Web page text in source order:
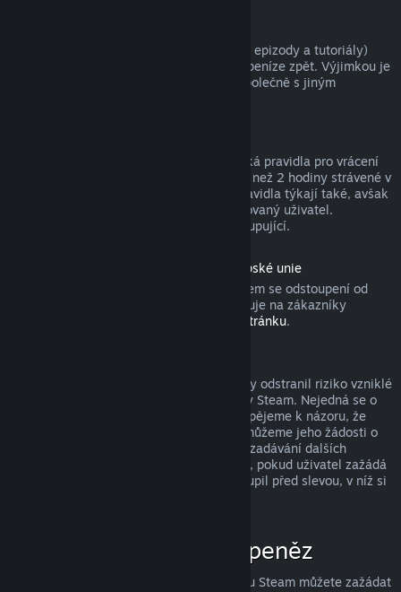
Za videa (tedy filmy, krátké filmy, seriály, epizody a tutoriály)
zakoupená ve službě Steam nelze získat peníze zpět. Výjimkou je
případ, kdy bylo video součástí balíčku společně s jiným
Na neaktivované dárky se vztahují klasická pravidla pro vrácení
peněz (tedy 14 dnů od zakoupení a méně než 2 hodiny strávené v
produktu). Aktivovaných dárků se tato pravidla týkají také, avšak
žádost o vrácení peněz musí zadat obdarovaný uživatel.
Prostředky použité k nákupu získá zpět kupující.
Odstoupení od smlouvy podle práva Evropské unie
Pokud se chcete dozvědět, jakým způsobem se odstoupení od
smlouvy podle práva Evropské unie vztahuje na zákazníky
tuto stránku.
Systém vracení peněz byl navržen tak, aby odstranil riziko vzniklé
při nakupování produktů v obchodě služby Steam. Nejedná se o
způsob, jak získat hry zdarma! Pokud dospějeme k názoru, že
některý uživatel tento systém zneužívá, můžeme jeho žádosti o
vrácení peněz zamítnout a znemožnit mu zadávání dalších
žádostí. Za zneužití nepovažujeme případ, pokud uživatel zažádá
o vrácení peněz za produkt, který si zakoupil před slevou, v níž si
Jak zažádat o vrácení peněz
O vrácení peněz či jinou pomoc se službou Steam můžete zažádat